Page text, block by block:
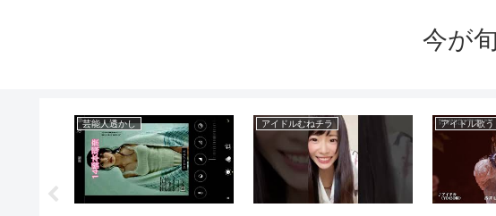
今が
芸能人透かし アイドルむねチラ アイドル歌う